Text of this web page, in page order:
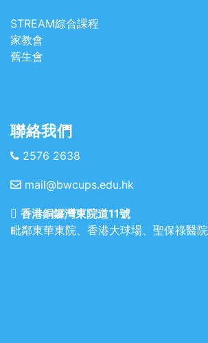
STREAM綜合課程
家教會
舊生會
聯絡我們
2576 2638
mail@bwcups.edu.hk
香港銅鑼灣東院道11號
毗鄰東華東院、香港大球場、聖保祿醫院